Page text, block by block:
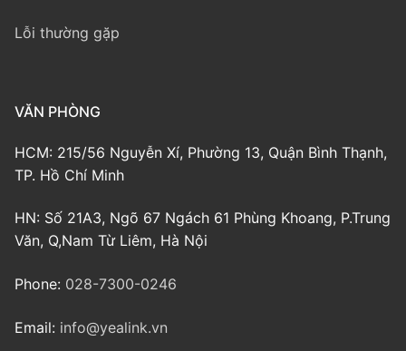
Lỗi thường gặp
VĂN PHÒNG
HCM: 215/56 Nguyễn Xí, Phường 13, Quận Bình Thạnh,
TP. Hồ Chí Minh
HN: Số 21A3, Ngõ 67 Ngách 61 Phùng Khoang, P.Trung
Văn, Q,Nam Từ Liêm, Hà Nội
Phone: 028-7300-0246
Email: info@yealink.vn